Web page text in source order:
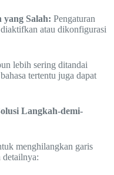
yang Salah: Pengaturan
atau dikonfigurasi
lebih sering ditandai
tertentu juga dapat
Langkah-demi-
menghilangkan garis
detailnya: